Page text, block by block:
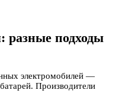
разные подходы
электромобилей —
Производители